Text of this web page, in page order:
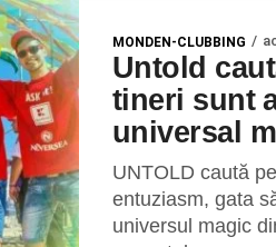
MONDEN-CLUBBING
Untold
tineri sunt
universal
UNTOLD caută
entuziasm, gata
universul magic